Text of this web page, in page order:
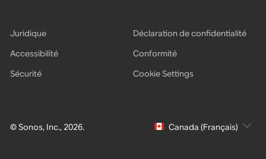
© Sonos, Inc., 2026.
Juridique
Déclaration de confidentialité
Accessibilité
Conformité
Sécurité
Cookie Settings
Canada (Français)